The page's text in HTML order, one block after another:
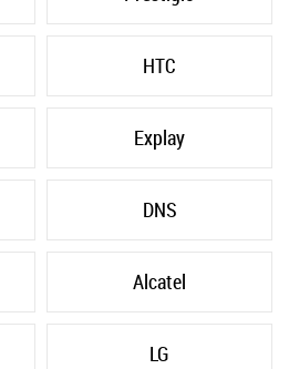
HTC
Explay
DNS
Alcatel
LG